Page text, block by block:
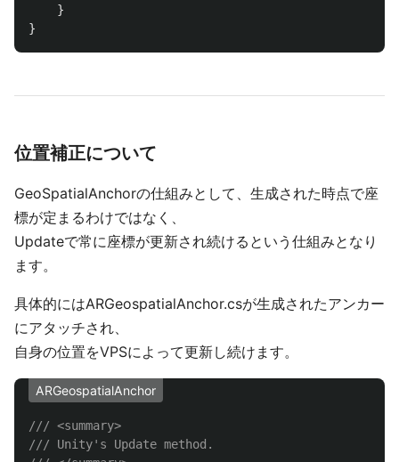
}
}
位置補正について
GeoSpatialAnchorの仕組みとして、生成された時点で座
標が定まるわけではなく、
Updateで常に座標が更新され続けるという仕組みとなり
ます。
具体的にはARGeospatialAnchor.csが生成されたアンカー
にアタッチされ、
自身の位置をVPSによって更新し続けます。
ARGeospatialAnchor
/// <summary>
/// Unity's Update method.